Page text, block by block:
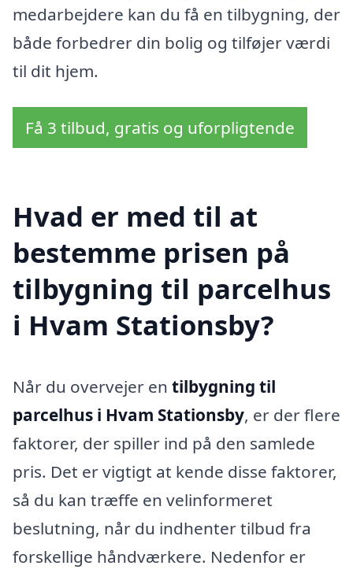
medarbejdere kan du få en tilbygning, der
både forbedrer din bolig og tilføjer værdi
til dit hjem.
Få 3 tilbud, gratis og uforpligtende
Hvad er med til at
bestemme prisen på
tilbygning til parcelhus
i Hvam Stationsby?
Når du overvejer en tilbygning til
parcelhus i Hvam Stationsby, er der flere
faktorer, der spiller ind på den samlede
pris. Det er vigtigt at kende disse faktorer,
så du kan træffe en velinformeret
beslutning, når du indhenter tilbud fra
forskellige håndværkere. Nedenfor er